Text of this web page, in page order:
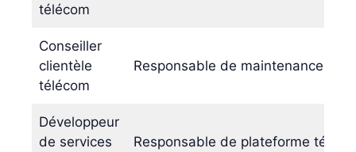
télécom
Conseiller
clientèle
télécom
Responsable de maintenance
Développeur
de services
Responsable de plateforme